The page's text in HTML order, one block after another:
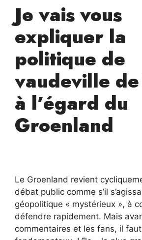
Je vais vous
expliquer la
politique de
vaudeville
à l’égard du
Groenland
Le Groenland revient
débat public comme s’il
géopolitique « mystérieux », à
défendre rapidement. Mais
commentaires et les fans, il